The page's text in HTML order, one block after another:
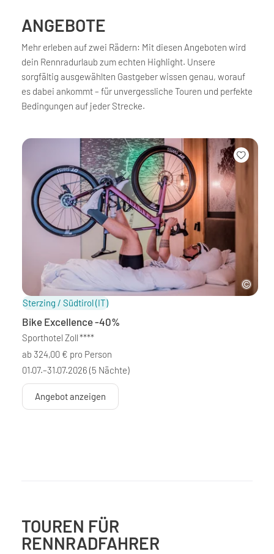
ANGEBOTE
Mehr erleben auf zwei Rädern: Mit diesen Angeboten wird
dein Rennradurlaub zum echten Highlight. Unsere
sorgfältig ausgewählten Gastgeber wissen genau, worauf
es dabei ankommt – für unvergessliche Touren und perfekte
Bedingungen auf jeder Strecke.
Sterzing / Südtirol(IT)
Bike Excellence -40%
Sporthotel Zoll****
ab 324,00 € pro Person
01.07.–31.07.2026 (5 Nächte)
Angebot anzeigen
TOUREN FÜR
RENNRADFAHRER